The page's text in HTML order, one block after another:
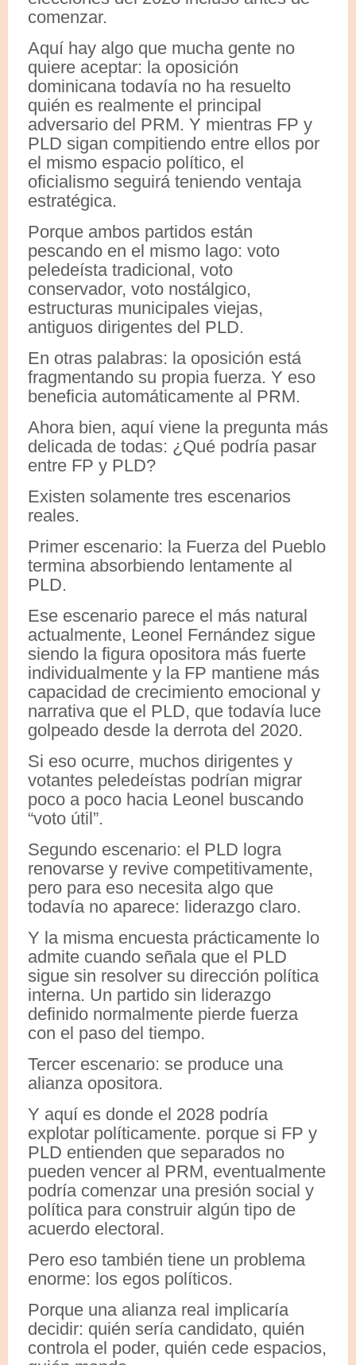
comenzar.
Aquí hay algo que mucha gente no
quiere aceptar: la oposición
dominicana todavía no ha resuelto
quién es realmente el principal
adversario del PRM. Y mientras FP y
PLD sigan compitiendo entre ellos por
el mismo espacio político, el
oficialismo seguirá teniendo ventaja
estratégica.
Porque ambos partidos están
pescando en el mismo lago: voto
peledeísta tradicional, voto
conservador, voto nostálgico,
estructuras municipales viejas,
antiguos dirigentes del PLD.
En otras palabras: la oposición está
fragmentando su propia fuerza. Y eso
beneficia automáticamente al PRM.
Ahora bien, aquí viene la pregunta más
delicada de todas: ¿Qué podría pasar
entre FP y PLD?
Existen solamente tres escenarios
reales.
Primer escenario: la Fuerza del Pueblo
termina absorbiendo lentamente al
PLD.
Ese escenario parece el más natural
actualmente, Leonel Fernández sigue
siendo la figura opositora más fuerte
individualmente y la FP mantiene más
capacidad de crecimiento emocional y
narrativa que el PLD, que todavía luce
golpeado desde la derrota del 2020.
Si eso ocurre, muchos dirigentes y
votantes peledeístas podrían migrar
poco a poco hacia Leonel buscando
“voto útil”.
Segundo escenario: el PLD logra
renovarse y revive competitivamente,
pero para eso necesita algo que
todavía no aparece: liderazgo claro.
Y la misma encuesta prácticamente lo
admite cuando señala que el PLD
sigue sin resolver su dirección política
interna. Un partido sin liderazgo
definido normalmente pierde fuerza
con el paso del tiempo.
Tercer escenario: se produce una
alianza opositora.
Y aquí es donde el 2028 podría
explotar políticamente. porque si FP y
PLD entienden que separados no
pueden vencer al PRM, eventualmente
podría comenzar una presión social y
política para construir algún tipo de
acuerdo electoral.
Pero eso también tiene un problema
enorme: los egos políticos.
Porque una alianza real implicaría
decidir: quién sería candidato, quién
controla el poder, quién cede espacios,